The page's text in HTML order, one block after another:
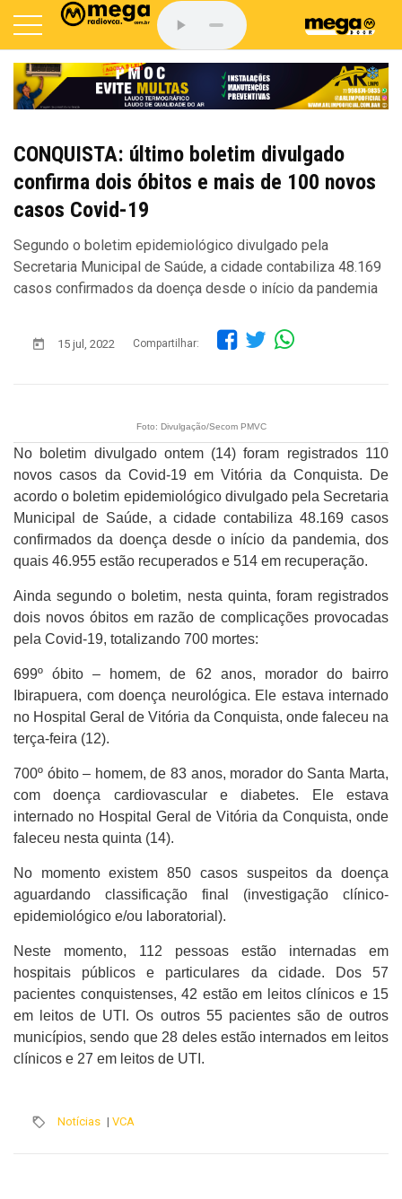
CONQUISTA: último boletim divulgado
confirma dois óbitos e mais de 100 novos
casos Covid-19
Segundo o boletim epidemiológico divulgado pela
Secretaria Municipal de Saúde, a cidade contabiliza 48.169
casos confirmados da doença desde o início da pandemia
15 jul, 2022 Compartilhar:
Foto: Divulgação/Secom PMVC
No boletim divulgado ontem (14) foram registrados 110
novos casos da Covid-19 em Vitória da Conquista. De
acordo o boletim epidemiológico divulgado pela Secretaria
Municipal de Saúde, a cidade contabiliza 48.169 casos
confirmados da doença desde o início da pandemia, dos
quais 46.955 estão recuperados e 514 em recuperação.
Ainda segundo o boletim, nesta quinta, foram registrados
dois novos óbitos em razão de complicações provocadas
pela Covid-19, totalizando 700 mortes:
699º óbito – homem, de 62 anos, morador do bairro
Ibirapuera, com doença neurológica. Ele estava internado
no Hospital Geral de Vitória da Conquista, onde faleceu na
terça-feira (12).
700º óbito – homem, de 83 anos, morador do Santa Marta,
com doença cardiovascular e diabetes. Ele estava
internado no Hospital Geral de Vitória da Conquista, onde
faleceu nesta quinta (14).
No momento existem 850 casos suspeitos da doença
aguardando classificação final (investigação clínico-
epidemiológico e/ou laboratorial).
Neste momento, 112 pessoas estão internadas em
hospitais públicos e particulares da cidade. Dos 57
pacientes conquistenses, 42 estão em leitos clínicos e 15
em leitos de UTI. Os outros 55 pacientes são de outros
municípios, sendo que 28 deles estão internados em leitos
clínicos e 27 em leitos de UTI.
Notícias | VCA